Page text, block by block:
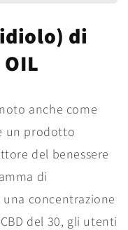
di
anche come
un prodotto
del benessere
di
concentrazione
del 30, gli utenti